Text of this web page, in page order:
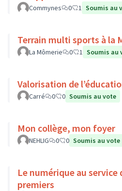
Commynes 0 1 Soumis au
Terrain multi sports à la
La Mômerie 0 1 Soumis au
Valorisation de
Carré 0 0 Soumis au vote
Mon collège, mon foyer
NEHLIG 0 0 Soumis au vote
Le numérique au service
premiers